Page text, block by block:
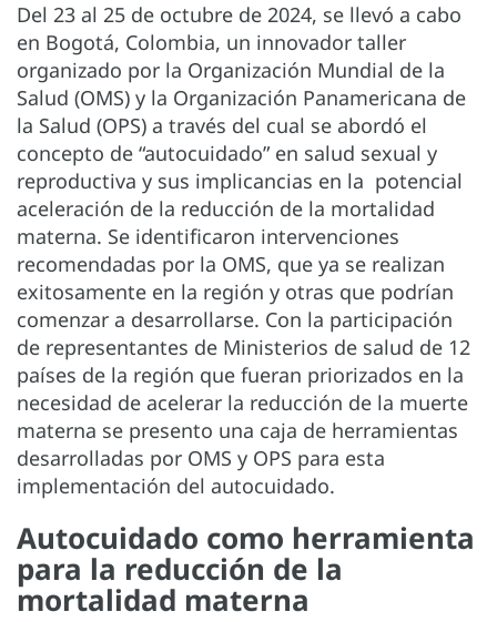
Del 23 al 25 de octubre de 2024, se llevó a cabo
en Bogotá, Colombia, un innovador taller
organizado por la Organización Mundial de la
Salud (OMS) y la Organización Panamericana de
la Salud (OPS) a través del cual se abordó el
concepto de “autocuidado” en salud sexual y
reproductiva y sus implicancias en la potencial
aceleración de la reducción de la mortalidad
materna. Se identificaron intervenciones
recomendadas por la OMS, que ya se realizan
exitosamente en la región y otras que podrían
comenzar a desarrollarse. Con la participación
de representantes de Ministerios de salud de 12
países de la región que fueran priorizados en la
necesidad de acelerar la reducción de la muerte
materna se presento una caja de herramientas
desarrolladas por OMS y OPS para esta
implementación del autocuidado.
Autocuidado como herramienta
para la reducción de la
mortalidad materna